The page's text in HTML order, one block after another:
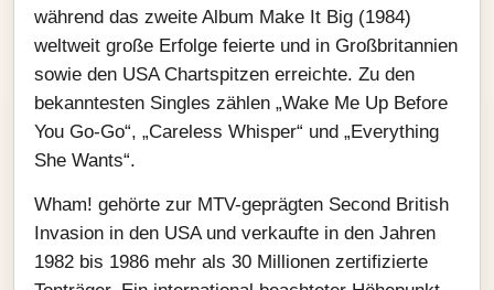
während das zweite Album Make It Big (1984)
weltweit große Erfolge feierte und in Großbritannien
sowie den USA Chartspitzen erreichte. Zu den
bekanntesten Singles zählen „Wake Me Up Before
You Go-Go“, „Careless Whisper“ und „Everything
She Wants“.
Wham! gehörte zur MTV-geprägten Second British
Invasion in den USA und verkaufte in den Jahren
1982 bis 1986 mehr als 30 Millionen zertifizierte